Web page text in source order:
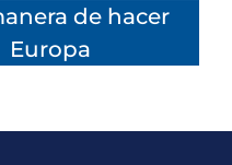
de hacer
Europa